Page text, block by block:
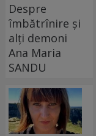
Despre
îmbătrînire și
alți demoni
Ana Maria
SANDU